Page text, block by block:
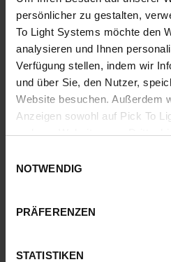
persönlicher zu gestalten,
To Light Systems möchte den
analysieren und Ihnen
Verfügung stellen, indem wir
und über Sie, den Nutzer,
Website besuchen. Außerdem
Anzeigen sowohl auf Pick To
anderen Websites von
funktionalen Cookies
NOTWENDIG
PRÄFERENZEN
STATISTIKEN
Unsere Lösungen sind dafür
und fehlerfrei
Die Einführung unseresPick to
Produktivität und hat
Zusätzlich ist die Anbindung